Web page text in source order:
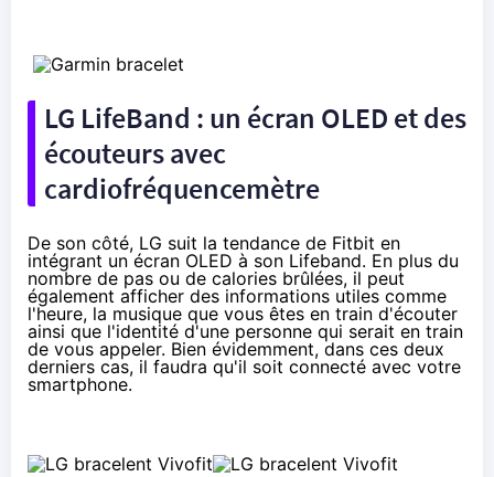
LG LifeBand : un écran OLED et des
écouteurs avec
cardiofréquencemètre
De son côté, LG suit la tendance de Fitbit en
intégrant un écran OLED à son Lifeband. En plus du
nombre de pas ou de calories brûlées, il peut
également afficher des informations utiles comme
l'heure, la musique que vous êtes en train d'écouter
ainsi que l'identité d'une personne qui serait en train
de vous appeler. Bien évidemment, dans ces deux
derniers cas, il faudra qu'il soit connecté avec votre
smartphone.